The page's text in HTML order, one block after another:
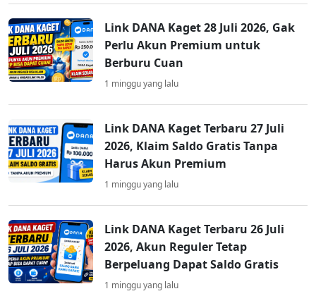
Link DANA Kaget 28 Juli 2026, Gak
Perlu Akun Premium untuk
Berburu Cuan
1 minggu yang lalu
Link DANA Kaget Terbaru 27 Juli
2026, Klaim Saldo Gratis Tanpa
Harus Akun Premium
1 minggu yang lalu
Link DANA Kaget Terbaru 26 Juli
2026, Akun Reguler Tetap
Berpeluang Dapat Saldo Gratis
1 minggu yang lalu